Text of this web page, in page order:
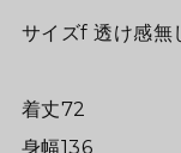
サイズf 透け感
着丈72
身幅136